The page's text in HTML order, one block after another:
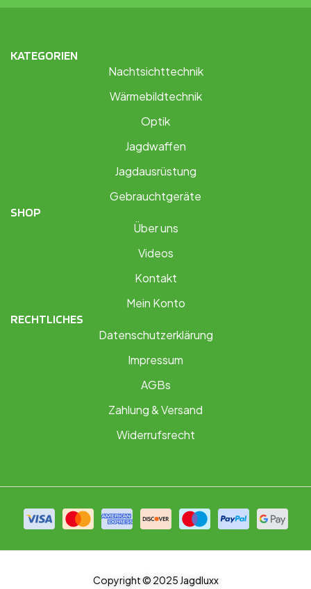
KATEGORIEN
Nachtsichttechnik
Wärmebildtechnik
Optik
Jagdwaffen
Jagdausrüstung
Gebrauchtgeräte
SHOP
Über uns
Videos
Kontakt
Mein Konto
RECHTLICHES
Datenschutzerklärung
Impressum
AGBs
Zahlung & Versand
Widerrufsrecht
Copyright © 2025 Jagdluxx